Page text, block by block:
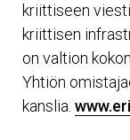
kriittiseen
kriittisen
on valtion
Yhtiön
kanslia.